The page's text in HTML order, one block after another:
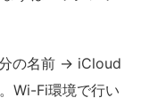
の名前 → iCloud
Wi-Fi環境で行い